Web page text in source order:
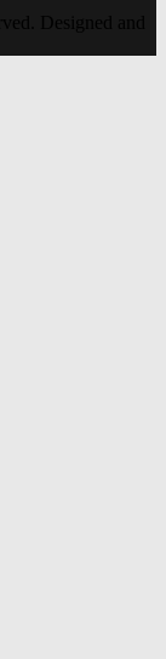
Designed and